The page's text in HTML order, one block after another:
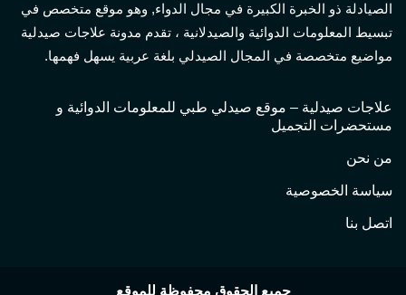
الصيادلة ذو الخبرة الكبيرة في مجال الدواء, وهو موقع متخصص في
تبسيط المعلومات الدوائية والصيدلانية ، تقدم مدونة علاجات صيدلية
مواضيع متخصصة في المجال الصيدلي بلغة عربية يسهل فهمها.
علاجات صيدلية – موقع صيدلي طبي للمعلومات الدوائية و
مستحضرات التجميل
من نحن
سياسة الخصوصية
اتصل بنا
جميع الحقوق محفوظة للموقع